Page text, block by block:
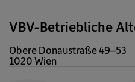
VBV-Betriebliche
Obere Donaustraße 49–53
1020 Wien